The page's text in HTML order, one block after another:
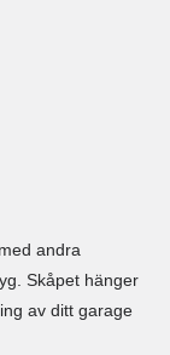
andra
Skåpet hänger
av ditt garage